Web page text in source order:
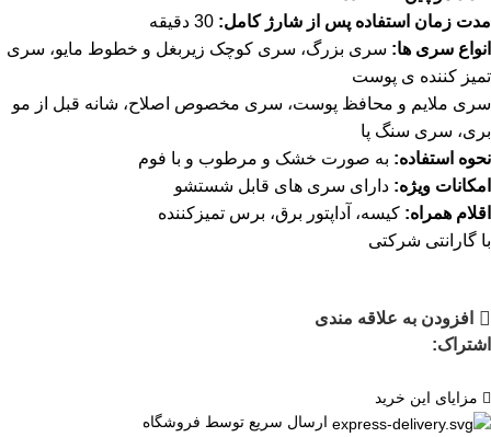
مدت زمان استفاده پس از شارژ کامل: 30 دقیقه
انواع سری ها: سری بزرگ، سری کوچک زیربغل و خطوط مایو، سری
تمیز کننده ی پوست
سری ملایم و محافظ پوست، سری مخصوص اصلاح، شانه قبل از مو
بری، سری سنگ پا
نحوه استفاده: به صورت خشک و مرطوب و با فوم
امکانات ویژه: دارای سری های قابل شستشو
اقلام همراه: کیسه، آداپتور برق، برس تمیزکننده
با گارانتی شرکتی
افزودن به علاقه مندی
اشتراک:
مزایای این خرید
ارسال سریع توسط فروشگاه